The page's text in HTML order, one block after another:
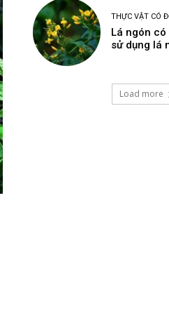
THỰC VẬT CÓ
Lá ngón có
sử dụng lá
Load more